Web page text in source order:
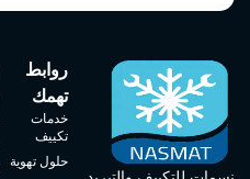
روابط
تهمك
خدمات
تكييف
حلول تهوية